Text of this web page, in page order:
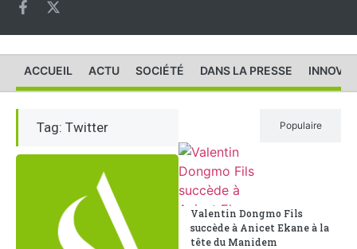
ACCUEIL ACTU SOCIÉTÉ DANS LA PRESSE
Tag: Twitter Populaire
Valentin Dongmo Fils
succède à Anicet Ekane à la
tête du Manidem